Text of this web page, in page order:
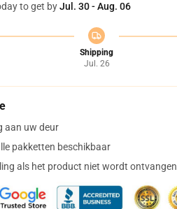
to get byJul. 30 - Aug. 06
Shipping
Jul. 26
aan uw deur
pakketten beschikbaar
als het product niet wordt ontvangen